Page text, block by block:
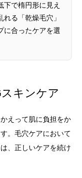
下で楕円形に見え
る「乾燥毛穴」
に合ったケアを選
キンケア
えって肌に負担をか
。毛穴ケアにおいて
、正しいケアを続け